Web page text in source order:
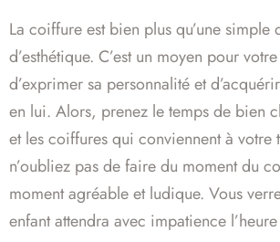
La coiffure est bien plus qu’une simple
d’esthétique. C’est un moyen pour
d’exprimer sa personnalité et
en lui. Alors, prenez le temps de bien
et les coiffures qui conviennent à votre
n’oubliez pas de faire du moment du
moment agréable et ludique. Vous
enfant attendra avec impatience